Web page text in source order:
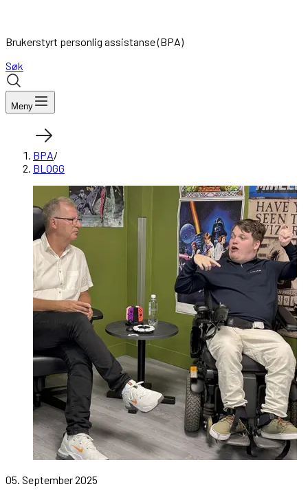
Brukerstyrt personlig assistanse (BPA)
Søk
Meny
BPA/
BLOGG
05. September 2025